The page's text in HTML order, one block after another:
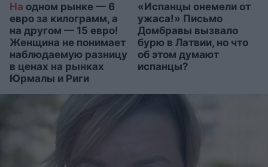
На одном рынке — 6
евро за килограмм, а
на другом — 15 евро!
Женщина не понимает
наблюдаемую разницу
в ценах на рынках
Юрмалы и Риги
«Испанцы онемели от
ужаса!» Письмо
Домбравы вызвало
бурю в Латвии, но что
об этом думают
испанцы?